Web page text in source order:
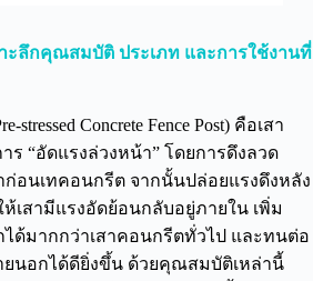
าะลึกคุณสมบัติ ประเภท และการใช้งานที่
Concrete Fence Post) คือเสา
“อัดแรงล่วงหน้า” โดยการดึงลวด
ก่อนเทคอนกรีต จากนั้นปล่อยแรงดึงหลัง
เสามีแรงอัดย้อนกลับอยู่ภายใน เพิ่ม
ด้มากกว่าเสาคอนกรีตทั่วไป และทนต่อ
ยนอกได้ดียิ่งขึ้น ด้วยคุณสมบัติเหล่านี้